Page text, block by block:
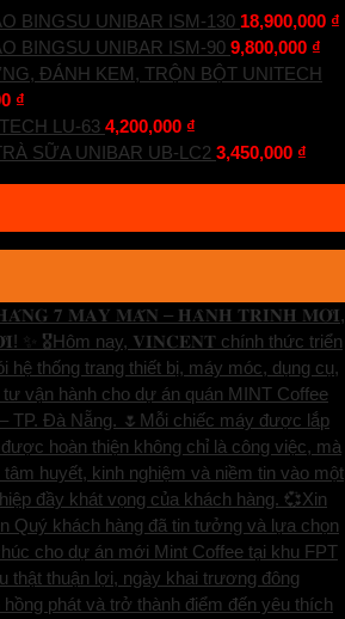
BINGSU UNIBAR ISM-130 18,900,000 ₫
BINGSU UNIBAR ISM-90 9,800,000 ₫
ĐÁNH KEM, TRỘN BỘT UNITECH
₫
LU-63 4,200,000 ₫
SỮA UNIBAR UB-LC2 3,450,000 ₫
𝟕 𝐌𝐀𝐘 𝐌𝐀̆́𝐍 – 𝐇𝐀̀𝐍𝐇 𝐓𝐑𝐈̀𝐍𝐇 𝐌𝐎̛́𝐈,
🎖️Hôm nay, 𝐕𝐈𝐍𝐂𝐄𝐍𝐓 chính thức triển
hệ thống trang thiết bị, máy móc, dụng cụ,
vận hành cho dự án quán MINT Coffee
TP. Đà Nẵng. 🌷Mỗi chiếc máy được lắp
hoàn thiện không chỉ là công việc, mà
huyết, kinh nghiệm và niềm tin vào một
đầy khát vọng của khách hàng. 💞Xin
Quý khách hàng đã tin tưởng và lựa chọn
cho dự án mới Mint Coffee tại khu FPT
thật thuận lợi, ngày khai trương đông
phát và trở thành điểm đến yêu thích